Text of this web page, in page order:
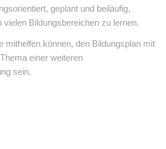
geplant und beiläufig,
vielen Bildungsbereichen zu lernen.
mithelfen können, den Bildungsplan mit
einer weiteren
sein.